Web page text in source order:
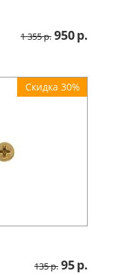
1 355р. 950р.
Скидка 30%
135р. 95р.